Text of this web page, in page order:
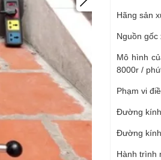
Hãng sản
Nguồn gốc
Mô hình
8000r /
Phạm vi
Đường
Đường
Hành trình